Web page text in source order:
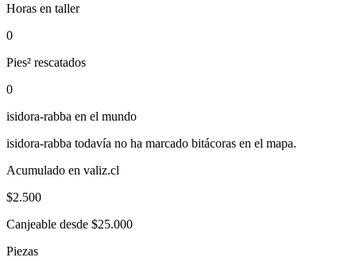
Horas en taller
0
Pies² rescatados
0
isidora-rabba en el mundo
isidora-rabba todavía no ha marcado bitácoras en el mapa.
Acumulado en valiz.cl
$2.500
Canjeable desde $25.000
Piezas